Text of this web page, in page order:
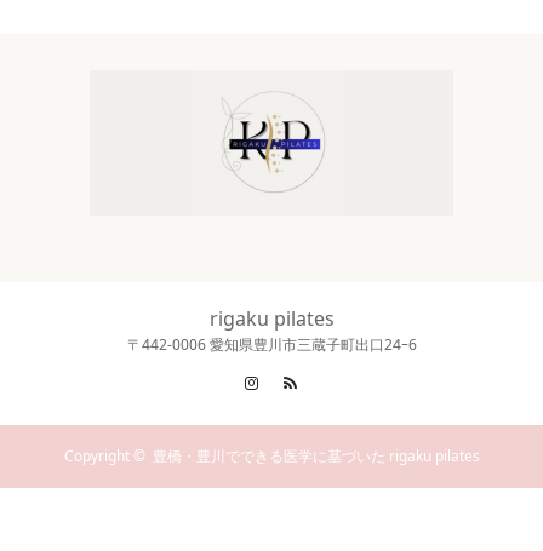
rigaku pilates
〒442‐0006 愛知県豊川市三蔵子町出口24ｰ6
Instagram
Copyright © 豊橋・豊川でできる医学に基づいた rigaku pilates